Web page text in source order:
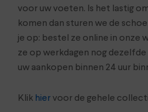
voor uw voeten. Is het lastig
komen dan sturen we de
je op: bestel ze online in onze
ze op werkdagen nog
uw aankopen binnen 24 uur
Klik hiervoor de gehele